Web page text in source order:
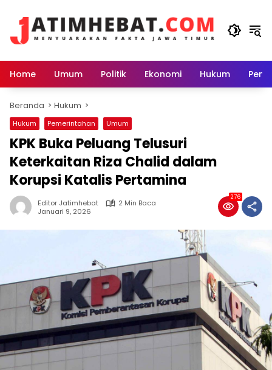
Home Umum Politik Ekonomi Hukum
Beranda Hukum
Hukum Pemerintahan Umum
KPK Buka Peluang Telusuri
Keterkaitan Riza Chalid dalam
Korupsi Katalis Pertamina
Editor Jatimhebat
2 Min Baca
Januari 9, 2026
276